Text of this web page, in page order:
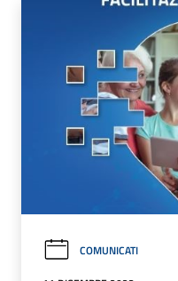
COMUNICATI